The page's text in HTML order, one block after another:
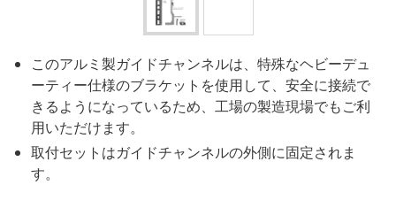
このアルミ製ガイドチャンネルは、特殊なヘビーデュ
ーティー仕様のブラケットを使用して、安全に接続で
きるようになっているため、工場の製造現場でもご利
用いただけます。
取付セットはガイドチャンネルの外側に固定されま
す。